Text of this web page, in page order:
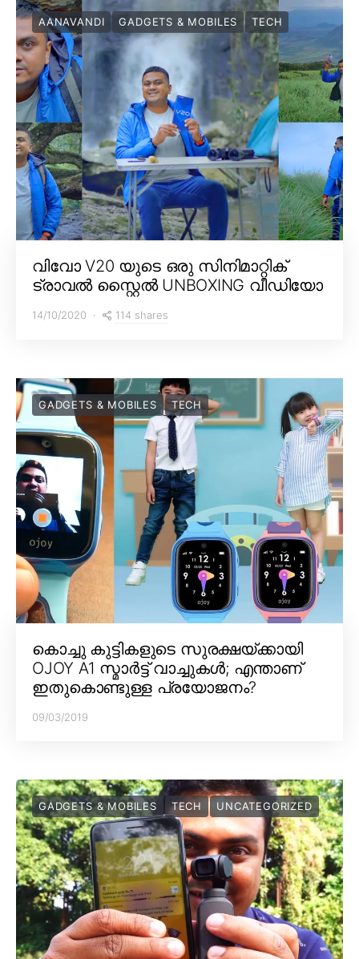
AANAVANDI GADGETS & MOBILES TECH
വിവോ V20 യുടെ ഒരു സിനിമാറ്റിക്
ട്രാവൽ സ്റ്റൈൽ UNBOXING വീഡിയോ
14/10/2020 114 shares
GADGETS & MOBILES TECH
കൊച്ചു കുട്ടികളുടെ സുരക്ഷയ്ക്കായി
OJOY A1 സ്മാർട്ട് വാച്ചുകൾ; എന്താണ്
ഇതുകൊണ്ടുള്ള പ്രയോജനം?
09/03/2019
GADGETS & MOBILES TECH UNCATEGORIZED